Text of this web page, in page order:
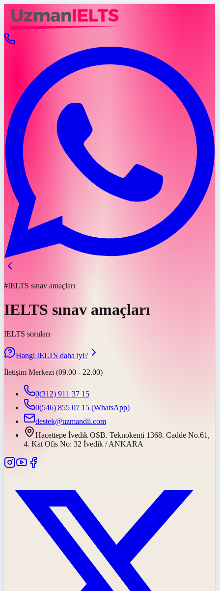
#IELTS sınav amaçları
IELTS sınav amaçları
IELTS soruları
Hangi IELTS daha iyi?
İletişim Merkezi (09.00 - 22.00)
0(312) 911 37 15
0(546) 855 07 15 (WhatsApp)
destek@uzmandil.com
Hacettepe İvedik OSB. Teknokenti 1368. Cadde No.61,
4. Kat Ofis No: 32 İvedik / ANKARA